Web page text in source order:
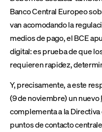
Banco Central Europeo
van acomodando la
medios de pago, el BCE
digital: es prueba de que
requieren rapidez,
Y, precisamente, a este
(9 de noviembre) un nuevo
complementa a la
puntos de contacto